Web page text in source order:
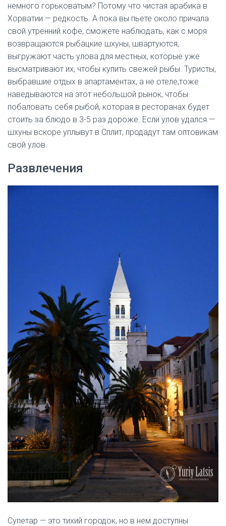
немного горьковатым? Потому что чистая арабика в
Хорватии — редкость. А пока вы пьете около причала
свой утренний кофе, сможете наблюдать, как с моря
возвращаются рыбацкие шхуны, швартуются,
выгружают часть улова для местных, которые уже
высматривают их, чтобы купить свежей рыбы. Туристы,
выбравшие отдых в апартаментах, а не отеле,тоже
наведываются на этот небольшой рынок, чтобы
побаловать себя рыбой, которая в ресторанах будет
стоить за блюдо в 3-5 раз дороже. Если улов удался —
шхуны вскоре уплывут в Сплит, продадут там оптовикам
свой улов.
Развлечения
Супетар — это тихий городок, но в нем доступны